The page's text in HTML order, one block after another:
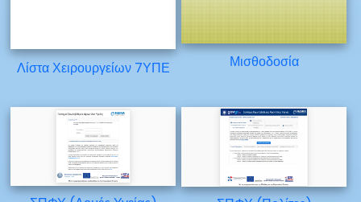
Λίστα Χειρουργείων 7ΥΠΕ Μισθοδοσία